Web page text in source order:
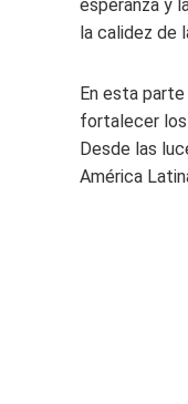
esperanza y
la calidez de
En esta
fortalecer los
Desde las
América